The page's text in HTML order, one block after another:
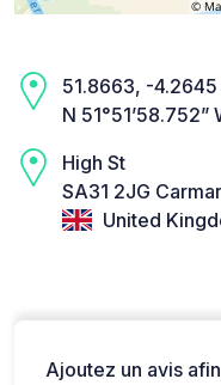
51.8663, -
N 51°51’58.752”
High St
SA31 2JG
United
Ajoutez un avis